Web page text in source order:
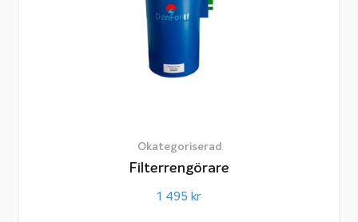
Okategoriserad
Filterrengörare
1 495 kr